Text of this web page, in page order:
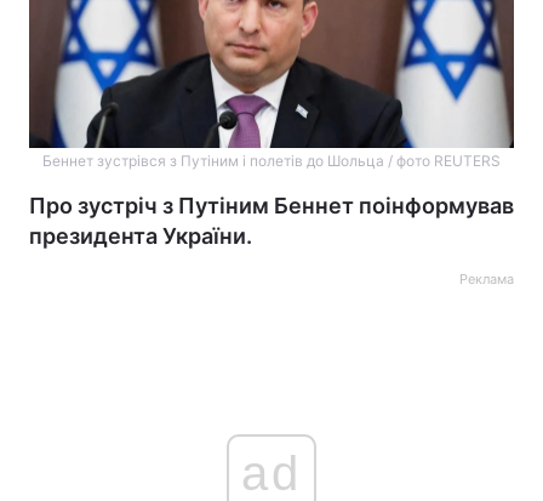
Беннет зустрівся з Путіним і полетів до Шольца / фото REUTERS
Про зустріч з Путіним Беннет поінформував
президента України.
Реклама
ad